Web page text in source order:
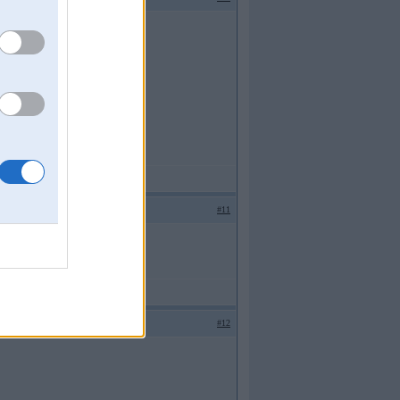
un pat dzemperus patjera.
#11
#12